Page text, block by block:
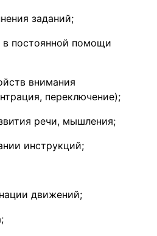
заданий;
в постоянной помощи
внимания
переключение);
речи, мышления;
инструкций;
движений;